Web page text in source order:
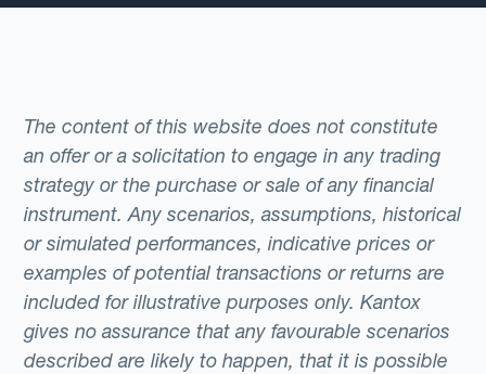
The content of this website does not constitute
an offer or a solicitation to engage in any trading
strategy or the purchase or sale of any financial
instrument. Any scenarios, assumptions, historical
or simulated performances, indicative prices or
examples of potential transactions or returns are
included for illustrative purposes only. Kantox
gives no assurance that any favourable scenarios
described are likely to happen, that it is possible